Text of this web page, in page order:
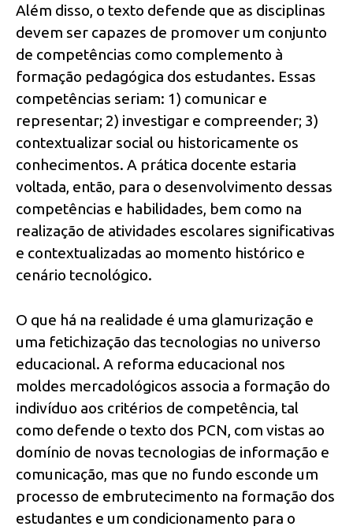
Além disso, o texto defende que as disciplinas
devem ser capazes de promover um conjunto
de competências como complemento à
formação pedagógica dos estudantes. Essas
competências seriam: 1) comunicar e
representar; 2) investigar e compreender; 3)
contextualizar social ou historicamente os
conhecimentos. A prática docente estaria
voltada, então, para o desenvolvimento dessas
competências e habilidades, bem como na
realização de atividades escolares significativas
e contextualizadas ao momento histórico e
cenário tecnológico.
O que há na realidade é uma glamurização e
uma fetichização das tecnologias no universo
educacional. A reforma educacional nos
moldes mercadológicos associa a formação do
indivíduo aos critérios de competência, tal
como defende o texto dos PCN, com vistas ao
domínio de novas tecnologias de informação e
comunicação, mas que no fundo esconde um
processo de embrutecimento na formação dos
estudantes e um condicionamento para o